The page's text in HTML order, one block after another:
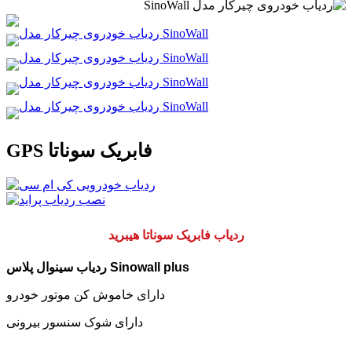
GPS فابریک سوناتا
ردیاب فابریک سوناتا هیبرید
ردیاب سینوال پلاس Sinowall plus
دارای خاموش کن موتور خودرو
دارای شوک سنسور بیرونی